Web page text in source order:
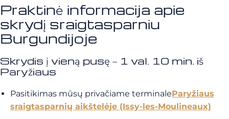
Praktinė informacija apie
skrydį sraigtasparniu
Burgundijoje
Skrydis į vieną pusę – 1 val. 10 min. iš
Paryžiaus
Pasitikimas mūsų privačiame terminaleParyžiaus
sraigtasparnių aikštelėje (Issy-les-Moulineaux)